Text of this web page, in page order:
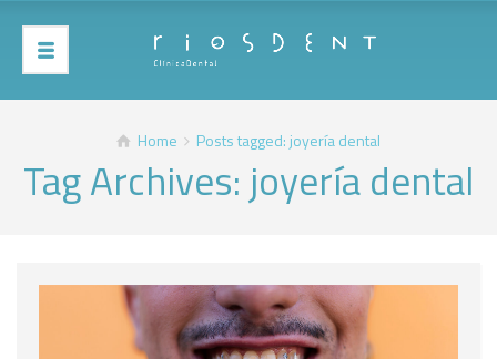
Home Posts tagged: joyería dental
Tag Archives: joyería dental